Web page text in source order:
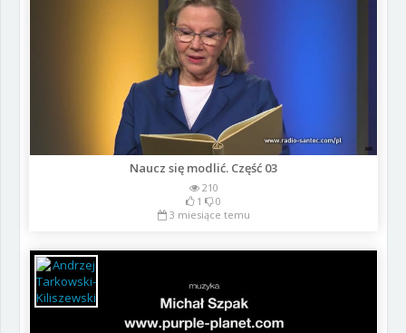
Naucz się modlić. Część 03
210
1
0
3 miesiące temu